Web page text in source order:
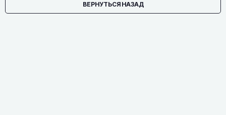
ВЕРНУТЬСЯ НАЗАД